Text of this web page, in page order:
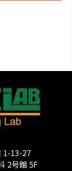
1-13-27
2号館 5F